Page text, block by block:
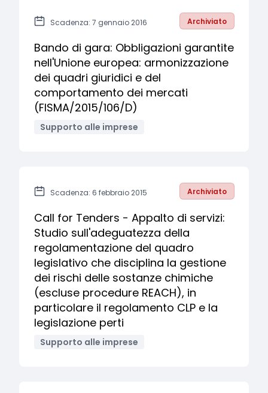
Scadenza: 7 gennaio 2016 Archiviato
Bando di gara: Obbligazioni garantite
nell'Unione europea: armonizzazione
dei quadri giuridici e del
comportamento dei mercati
(FISMA/2015/106/D)
Supporto alle imprese
Scadenza: 6 febbraio 2015 Archiviato
Call for Tenders - Appalto di servizi:
Studio sull'adeguatezza della
regolamentazione del quadro
legislativo che disciplina la gestione
dei rischi delle sostanze chimiche
(escluse procedure REACH), in
particolare il regolamento CLP e la
legislazione perti
Supporto alle imprese